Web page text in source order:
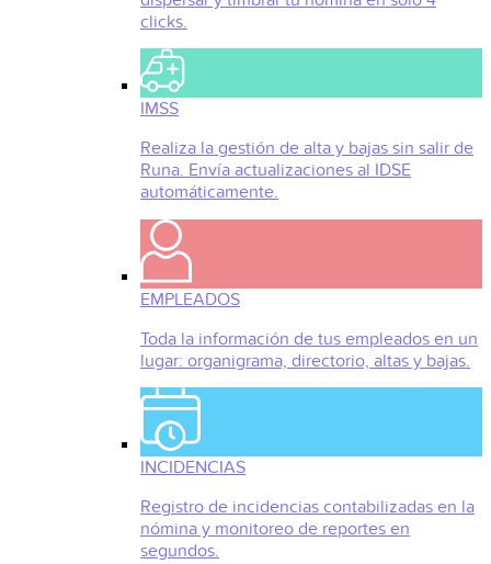
clicks.
IMSS
Realiza la gestión de alta y bajas sin salir de
Runa. Envía actualizaciones al IDSE
automáticamente.
EMPLEADOS
Toda la información de tus empleados en un
lugar: organigrama, directorio, altas y bajas.
INCIDENCIAS
Registro de incidencias contabilizadas en la
nómina y monitoreo de reportes en
segundos.